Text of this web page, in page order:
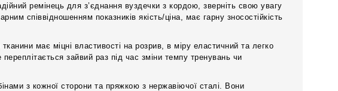
ремінець для з’єднання вуздечки з кордою, зверніть свою увагу
співвідношенням показників якість/ціна, має гарну зносостійкість
має міцні властивості на розрив, в міру еластичний та легко
зайвий раз під час зміни темпу тренувань чи
з кожної сторони та пряжкою з нержавіючої сталі. Вони